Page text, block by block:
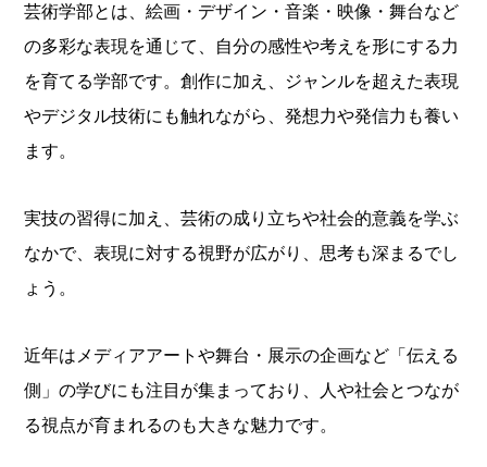
芸術学部とは、絵画・デザイン・音楽・映像・舞台など
の多彩な表現を通じて、自分の感性や考えを形にする力
を育てる学部です。創作に加え、ジャンルを超えた表現
やデジタル技術にも触れながら、発想力や発信力も養い
ます。
実技の習得に加え、芸術の成り立ちや社会的意義を学ぶ
なかで、表現に対する視野が広がり、思考も深まるでし
ょう。
近年はメディアアートや舞台・展示の企画など「伝える
側」の学びにも注目が集まっており、人や社会とつなが
る視点が育まれるのも大きな魅力です。